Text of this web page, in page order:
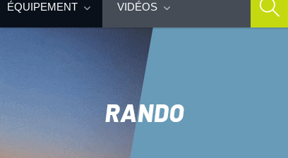
ÉQUIPEMENT VIDÉOS